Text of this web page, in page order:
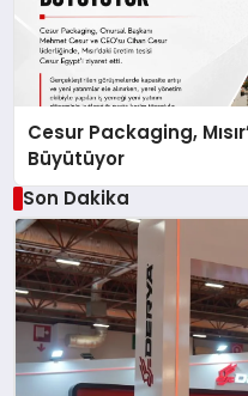
Cesur Packaging,
Büyütüyor
Son Dakika